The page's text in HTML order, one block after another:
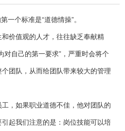
一个标准是“道德情操”。
价值观的人才，往往缺乏奉献精
对自己的第一要求”，严重时会将个
团队，从而给团队带来较大的管理
，如果职业道德不佳，他对团队的
起我们注意的是：岗位技能可以培